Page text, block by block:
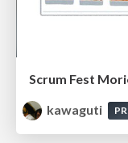
Scrum Fest
kawaguti